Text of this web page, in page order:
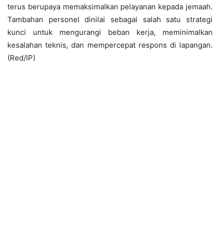
terus berupaya memaksimalkan pelayanan kepada jemaah.
Tambahan personel dinilai sebagai salah satu strategi
kunci untuk mengurangi beban kerja, meminimalkan
kesalahan teknis, dan mempercepat respons di lapangan.
(Red/IP)